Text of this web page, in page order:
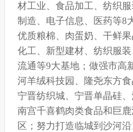
材工业、食品加工、纺织
制造、电子信息、医药等8
优质粮棉、肉蛋奶、干鲜
化工、新型建材、纺织服
流通等9大基地；做强市高
河羊绒科技园、隆尧东方食
宁晋纺织城、宁晋单晶硅、
南宫千喜鹤肉类食品和巨
区；努力打造临城到沙河